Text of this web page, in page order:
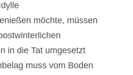
möchte, müssen
in die Tat umgesetzt
muss vom Boden